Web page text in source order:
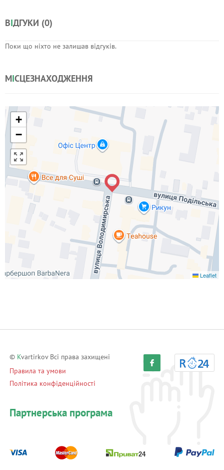
ВІДГУКИ (0)
Поки що ніхто не залишав відгуків.
МІСЦЕЗНАХОДЖЕННЯ
+
−
Leaflet
© Kvartirkov Всі права захищені
Правила та умови
Політика конфіденційності
Партнерська програма